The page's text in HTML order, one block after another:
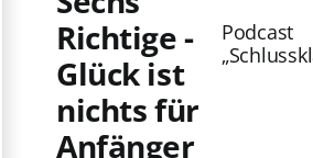
Richtige -
Glück ist
nichts für
Anfänger
Podcast